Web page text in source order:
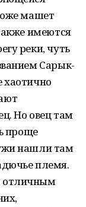
машет
имеются
реки, чуть
Сарык-
хаотично
Но овец там
проще
нашли там
племя.
отличным